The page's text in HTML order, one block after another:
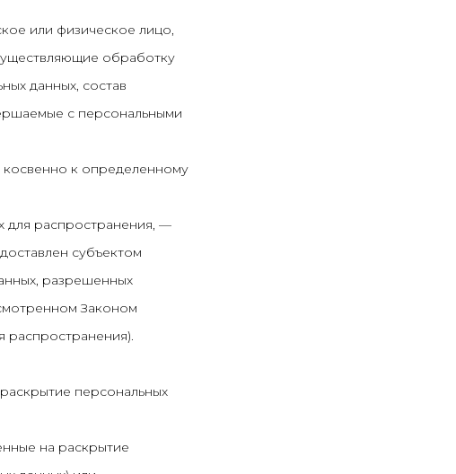
или физическое лицо,
обработку
данных, состав
с персональными
к определенному
для распространения, —
субъектом
разрешенных
Законом
распространения).
персональных
на раскрытие